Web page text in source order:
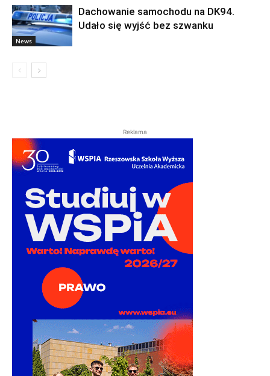
News
Dachowanie samochodu na DK94.
Udało się wyjść bez szwanku
Reklama